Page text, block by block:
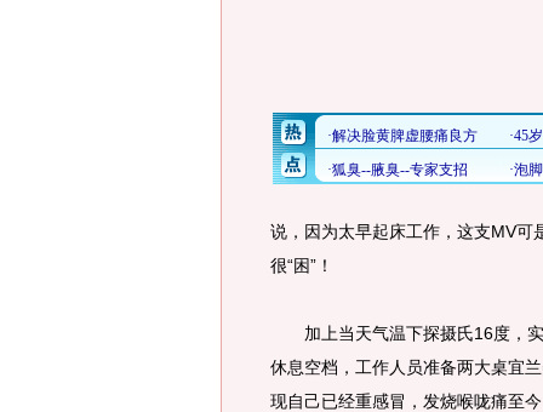
说，因为太早起床工作，这支MV可
很“困”！
加上当天气温下探摄氏16度，实
休息空档，工作人员准备两大桌宜
现自己已经重感冒，发烧喉咙痛至